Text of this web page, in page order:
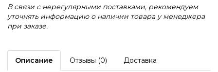
В связи с нерегулярными поставками, рекомендуем
уточнять информацию о наличии товара у менеджера
при заказе.
Описание Отзывы (0) Доставка